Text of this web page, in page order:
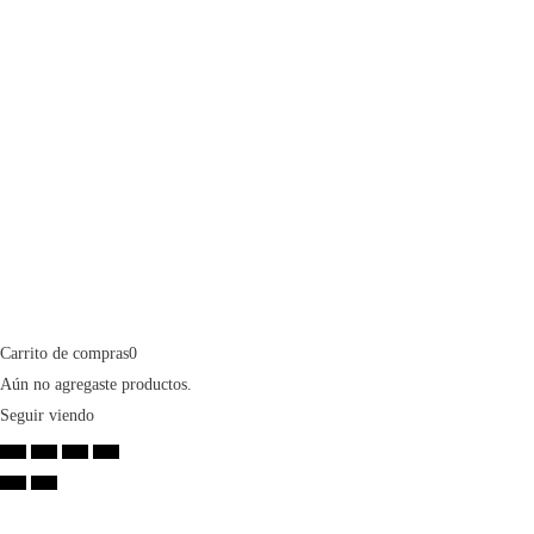
Carrito de compras0
Aún no agregaste productos.
Seguir viendo